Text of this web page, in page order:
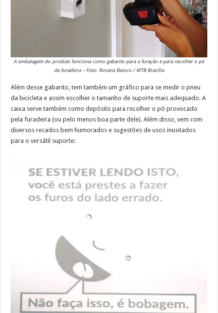
A embalagem do produto funciona como gabarito para a furação e para recolher o pó
da furadeira – Foto: Rosana Baioco / MTB Brasília
Além desse gabarito, tem também um gráfico para se medir o pneu
da bicicleta e assim escolher o tamanho de suporte mais adequado. A
caixa serve também como depósito para recolher o pó provocado
pela furadeira (ou pelo menos boa parte dele). Além disso, vem com
diversos recados bem humorados e sugestões de usos inusitados
para o versátil suporte: